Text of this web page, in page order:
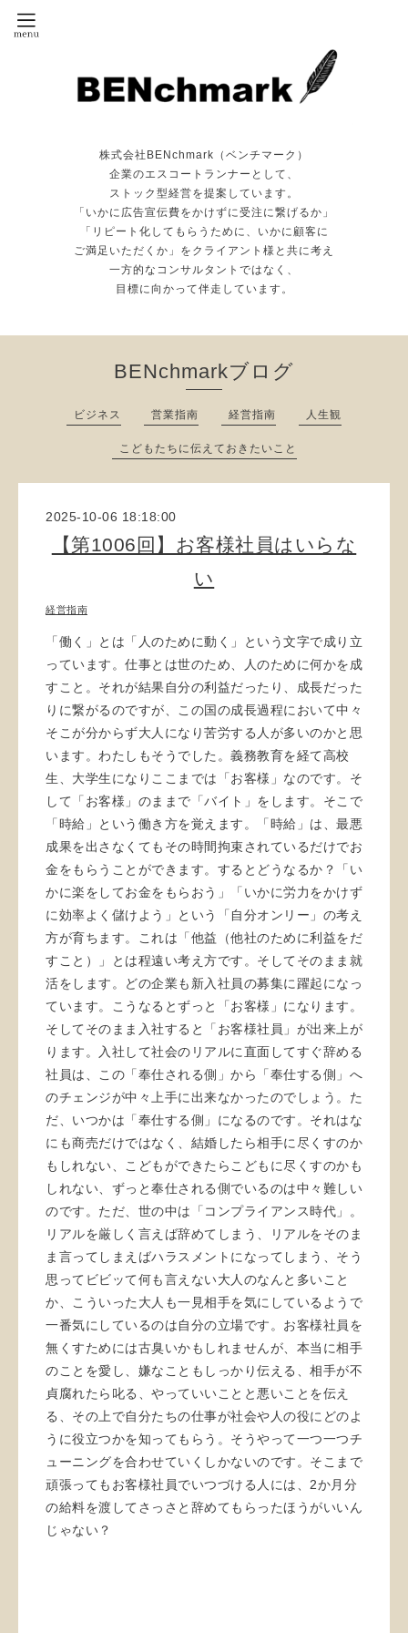
株式会社BENchmark（ベンチマーク）
企業のエスコートランナーとして、
ストック型経営を提案しています。
「いかに広告宣伝費をかけずに受注に繋げるか」
「リピート化してもらうために、いかに顧客に
ご満足いただくか」をクライアント様と共に考え
一方的なコンサルタントではなく、
目標に向かって伴走しています。
BENchmarkブログ
ビジネス 営業指南 経営指南 人生観
こどもたちに伝えておきたいこと
2025-10-06 18:18:00
【第1006回】お客様社員はいらな
い
経営指南
「働く」とは「人のために動く」という文字で成り立
っています。仕事とは世のため、人のために何かを成
すこと。それが結果自分の利益だったり、成長だった
りに繋がるのですが、この国の成長過程において中々
そこが分からず大人になり苦労する人が多いのかと思
います。わたしもそうでした。義務教育を経て高校
生、大学生になりここまでは「お客様」なのです。そ
して「お客様」のままで「バイト」をします。そこで
「時給」という働き方を覚えます。「時給」は、最悪
成果を出さなくてもその時間拘束されているだけでお
金をもらうことができます。するとどうなるか？「い
かに楽をしてお金をもらおう」「いかに労力をかけず
に効率よく儲けよう」という「自分オンリー」の考え
方が育ちます。これは「他益（他社のために利益をだ
すこと）」とは程遠い考え方です。そしてそのまま就
活をします。どの企業も新入社員の募集に躍起になっ
ています。こうなるとずっと「お客様」になります。
そしてそのまま入社すると「お客様社員」が出来上が
ります。入社して社会のリアルに直面してすぐ辞める
社員は、この「奉仕される側」から「奉仕する側」へ
のチェンジが中々上手に出来なかったのでしょう。た
だ、いつかは「奉仕する側」になるのです。それはな
にも商売だけではなく、結婚したら相手に尽くすのか
もしれない、こどもができたらこどもに尽くすのかも
しれない、ずっと奉仕される側でいるのは中々難しい
のです。ただ、世の中は「コンプライアンス時代」。
リアルを厳しく言えば辞めてしまう、リアルをそのま
ま言ってしまえばハラスメントになってしまう、そう
思ってビビッて何も言えない大人のなんと多いこと
か、こういった大人も一見相手を気にしているようで
一番気にしているのは自分の立場です。お客様社員を
無くすためには古臭いかもしれませんが、本当に相手
のことを愛し、嫌なこともしっかり伝える、相手が不
貞腐れたら叱る、やっていいことと悪いことを伝え
る、その上で自分たちの仕事が社会や人の役にどのよ
うに役立つかを知ってもらう。そうやって一つ一つチ
ューニングを合わせていくしかないのです。そこまで
頑張ってもお客様社員でいつづける人には、2か月分
の給料を渡してさっさと辞めてもらったほうがいいん
じゃない？